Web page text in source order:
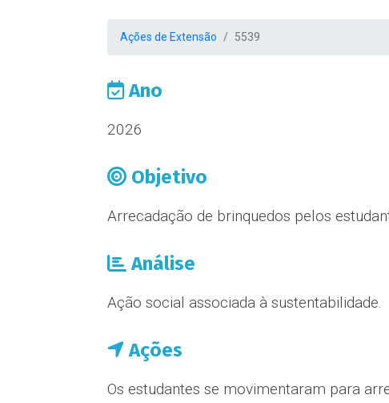
Ações de Extensão 5539
Ano
2026
Objetivo
Arrecadação de brinquedos pelos
Análise
Ação social associada à sustentabilidade.
Ações
Os estudantes se movimentaram para